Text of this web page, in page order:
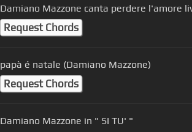
Damiano Mazzone canta perdere l'amore
Request Chords
papà é natale (Damiano Mazzone)
Request Chords
Damiano Mazzone in " SI TU' "